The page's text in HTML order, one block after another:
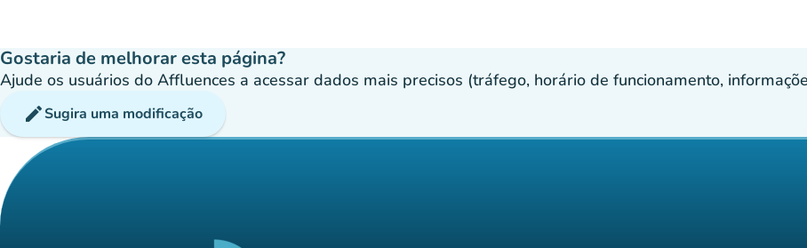
Gostaria de melhorar esta página?
Ajude os usuários do Affluences a acessar dados mais precisos (tráfego, horário de funcionamento,
editSugira uma modificação